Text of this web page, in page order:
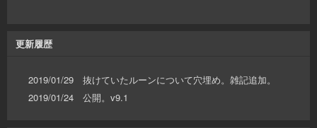
更新履歴
2019/01/29 抜けていたルーンについて穴埋め。雑記追加。
2019/01/24 公開。v9.1